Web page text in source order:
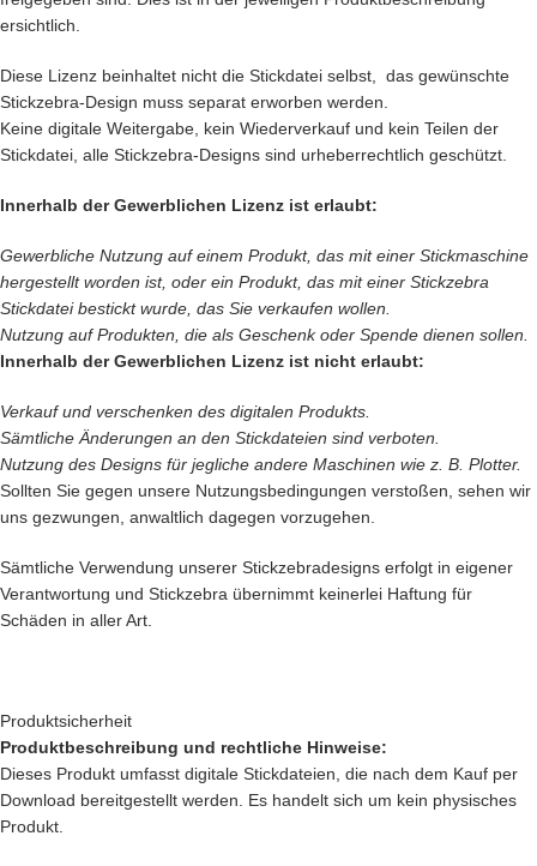
ersichtlich.
Diese Lizenz beinhaltet nicht die Stickdatei selbst, das gewünschte
Stickzebra-Design muss separat erworben werden.
Keine digitale Weitergabe, kein Wiederverkauf und kein Teilen der
Stickdatei, alle Stickzebra-Designs sind urheberrechtlich geschützt.
Innerhalb der Gewerblichen Lizenz ist erlaubt:
Gewerbliche Nutzung auf einem Produkt, das mit einer Stickmaschine
hergestellt worden ist, oder ein Produkt, das mit einer Stickzebra
Stickdatei bestickt wurde, das Sie verkaufen wollen.
Nutzung auf Produkten, die als Geschenk oder Spende dienen sollen.
Innerhalb der Gewerblichen Lizenz ist nicht erlaubt:
Verkauf und verschenken des digitalen Produkts.
Sämtliche Änderungen an den Stickdateien sind verboten.
Nutzung des Designs für jegliche andere Maschinen wie z. B. Plotter.
Sollten Sie gegen unsere Nutzungsbedingungen verstoßen, sehen wir
uns gezwungen, anwaltlich dagegen vorzugehen.
Sämtliche Verwendung unserer Stickzebradesigns erfolgt in eigener
Verantwortung und Stickzebra übernimmt keinerlei Haftung für
Schäden in aller Art.
Produktsicherheit
Produktbeschreibung und rechtliche Hinweise:
Dieses Produkt umfasst digitale Stickdateien, die nach dem Kauf per
Download bereitgestellt werden. Es handelt sich um kein physisches
Produkt.